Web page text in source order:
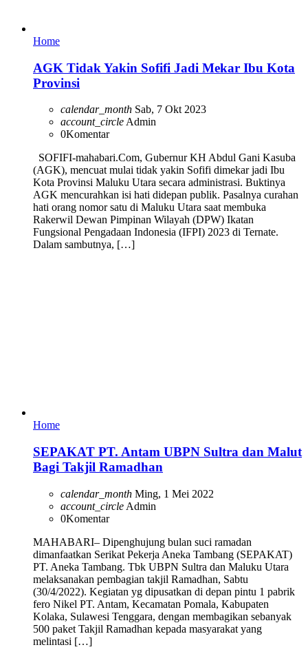
Home
AGK Tidak Yakin Sofifi Jadi Mekar Ibu Kota
Provinsi
calendar_month Sab, 7 Okt 2023
account_circle Admin
0Komentar
SOFIFI-mahabari.Com, Gubernur KH Abdul Gani Kasuba
(AGK), mencuat mulai tidak yakin Sofifi dimekar jadi Ibu
Kota Provinsi Maluku Utara secara administrasi. Buktinya
AGK mencurahkan isi hati didepan publik. Pasalnya curahan
hati orang nomor satu di Maluku Utara saat membuka
Rakerwil Dewan Pimpinan Wilayah (DPW) Ikatan
Fungsional Pengadaan Indonesia (IFPI) 2023 di Ternate.
Dalam sambutnya, […]
Home
SEPAKAT PT. Antam UBPN Sultra dan Malut
Bagi Takjil Ramadhan
calendar_month Ming, 1 Mei 2022
account_circle Admin
0Komentar
MAHABARI– Dipenghujung bulan suci ramadan
dimanfaatkan Serikat Pekerja Aneka Tambang (SEPAKAT)
PT. Aneka Tambang. Tbk UBPN Sultra dan Maluku Utara
melaksanakan pembagian takjil Ramadhan, Sabtu
(30/4/2022). Kegiatan yg dipusatkan di depan pintu 1 pabrik
fero Nikel PT. Antam, Kecamatan Pomala, Kabupaten
Kolaka, Sulawesi Tenggara, dengan membagikan sebanyak
500 paket Takjil Ramadhan kepada masyarakat yang
melintasi […]